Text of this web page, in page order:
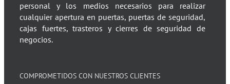
personal y los medios necesarios para realizar
cualquier apertura en puertas, puertas de seguridad,
cajas fuertes, trasteros y cierres de seguridad de
negocios.
COMPROMETIDOS CON NUESTROS CLIENTES